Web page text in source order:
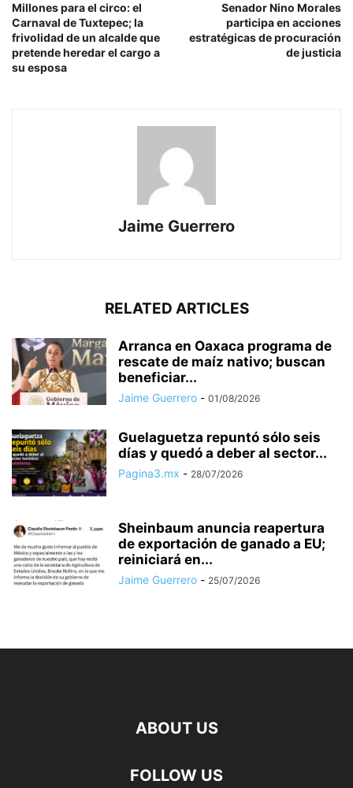
Millones para el circo: el
Carnaval de Tuxtepec; la
frivolidad de un alcalde que
pretende heredar el cargo a
su esposa
Senador Nino Morales
participa en acciones
estratégicas de procuración
de justicia
Jaime Guerrero
RELATED ARTICLES
Arranca en Oaxaca programa de
rescate de maíz nativo; buscan
beneficiar...
Jaime Guerrero - 01/08/2026
Guelaguetza repuntó sólo seis
días y quedó a deber al sector...
Pagina3.mx - 28/07/2026
Sheinbaum anuncia reapertura
de exportación de ganado a EU;
reiniciará en...
Jaime Guerrero - 25/07/2026
ABOUT US
FOLLOW US